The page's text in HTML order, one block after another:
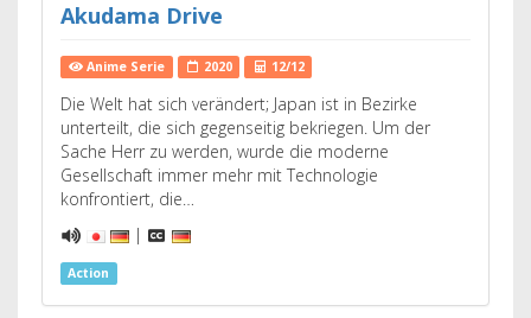
Akudama Drive
Anime Serie 2020 12/12
Die Welt hat sich verändert; Japan ist in Bezirke
unterteilt, die sich gegenseitig bekriegen. Um der
Sache Herr zu werden, wurde die moderne
Gesellschaft immer mehr mit Technologie
konfrontiert, die…
|
Action